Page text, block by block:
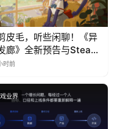
皮毛，听些闲聊！《异
廊》全新预告与Steam
试玩公开
时前
业界